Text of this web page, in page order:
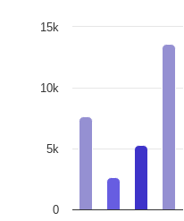
0
5k
10k
15k